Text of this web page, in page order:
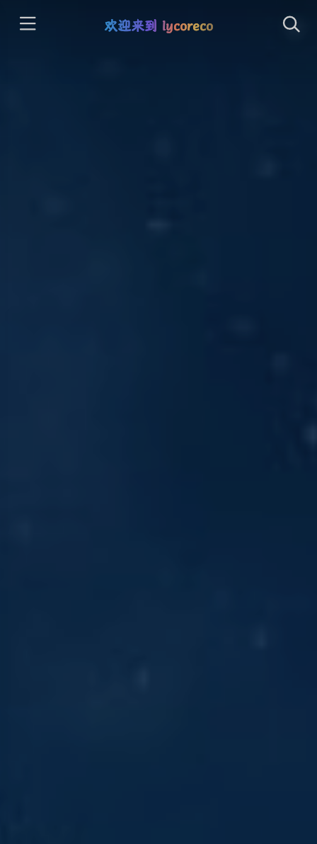
欢迎来到 lycoreco